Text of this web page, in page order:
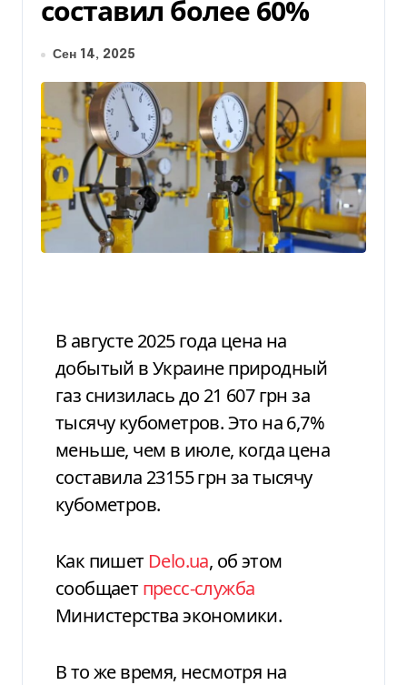
составил более 60%
Сен 14, 2025
В августе 2025 года цена на
добытый в Украине природный
газ снизилась до 21 607 грн за
тысячу кубометров. Это на 6,7%
меньше, чем в июле, когда цена
составила 23155 грн за тысячу
кубометров.
Как пишет Delo.ua, об этом
сообщаетпресс-служба
Министерства экономики.
В то же время, несмотря на